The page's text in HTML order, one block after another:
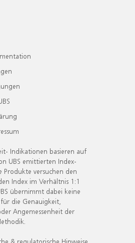
Indikationen basieren auf
UBS emittierten Index-
Produkte versuchen den
Index im Verhältnis 1:1
übernimmt dabei keine
die Genauigkeit,
Angemessenheit der